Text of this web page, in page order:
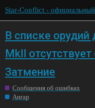
Star-Conflict -
В списке
MkII
Затмение
Сообщения об ошибках
Ангар